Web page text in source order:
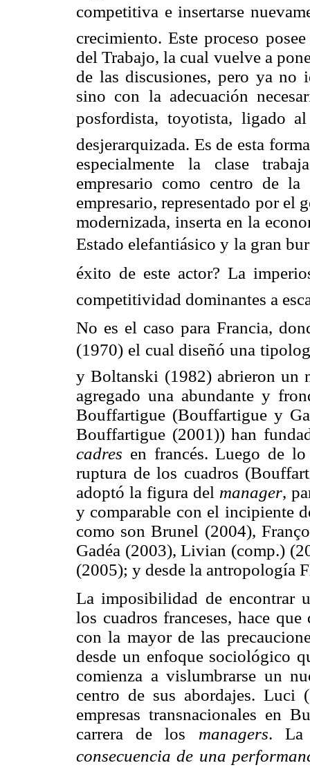
competitiva e insertarse
crecimiento. Este proceso
del Trabajo, la cual vuelve a
de las discusiones, pero ya no
sino con la adecuación
posfordista, toyotista, ligado
desjerarquizada. Es de esta
especialmente la clase
empresario como centro de
empresario, representado por el
modernizada, inserta en la
Estado elefantiásico y la gran
éxito de este actor? La
competitividad dominantes a
No es el caso para Francia,
(1970) el cual diseñó una
y Boltanski (1982) abrieron un
agregado una abundante y
Bouffartigue (Bouffartigue y
Bouffartigue (2001)) han
cadres en francés. Luego de
ruptura de los cuadros
adoptó la figura del manager,
y comparable con el incipiente
como son Brunel (2004),
Gadéa (2003), Livian (comp.)
(2005); y desde la antropología
La imposibilidad de encontrar
los cuadros franceses, hace
con la mayor de las
desde un enfoque sociológico
comienza a vislumbrarse un
centro de sus abordajes. Luci
empresas transnacionales en
carrera de los managers. La
consecuencia de una